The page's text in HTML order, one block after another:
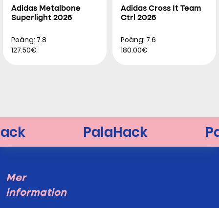
Adidas Metalbone
Superlight 2026
Poäng: 7.8
127.50€
Adidas Cross It Team
Ctrl 2026
Poäng: 7.6
180.00€
Mer
information